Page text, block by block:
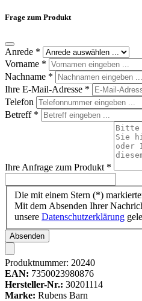
Frage zum Produkt
Anrede *
Vorname *
Nachname *
Ihre E-Mail-Adresse *
Telefon
Betreff *
Ihre Anfrage zum Produkt *
Die mit einem Stern (*)
Mit dem Absenden Ihrer
unsere Datenschutzerklärung
Absenden
Produktnummer: 20240
EAN: 7350023980876
Hersteller-Nr.: 30201114
Marke: Rubens Barn